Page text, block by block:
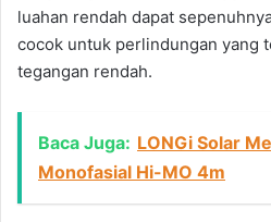
luahan rendah dapat
cocok untuk perlindungan yang
tegangan rendah.
Baca Juga: LONGi Solar
Monofasial Hi-MO 4m